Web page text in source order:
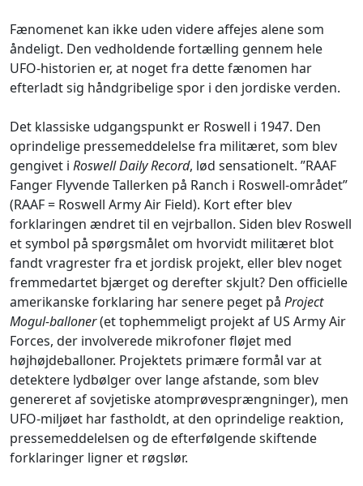
Fænomenet kan ikke uden videre affejes alene som
åndeligt. Den vedholdende fortælling gennem hele
UFO-historien er, at noget fra dette fænomen har
efterladt sig håndgribelige spor i den jordiske verden.
Det klassiske udgangspunkt er Roswell i 1947. Den
oprindelige pressemeddelelse fra militæret, som blev
gengivet i Roswell Daily Record, lød sensationelt. ”RAAF
Fanger Flyvende Tallerken på Ranch i Roswell-området”
(RAAF = Roswell Army Air Field). Kort efter blev
forklaringen ændret til en vejrballon. Siden blev Roswell
et symbol på spørgsmålet om hvorvidt militæret blot
fandt vragrester fra et jordisk projekt, eller blev noget
fremmedartet bjærget og derefter skjult? Den officielle
amerikanske forklaring har senere peget på Project
Mogul-balloner(et tophemmeligt projekt af US Army Air
Forces, der involverede mikrofoner fløjet med
højhøjdeballoner. Projektets primære formål var at
detektere lydbølger over lange afstande, som blev
genereret af sovjetiske atomprøvesprængninger), men
UFO-miljøet har fastholdt, at den oprindelige reaktion,
pressemeddelelsen og de efterfølgende skiftende
forklaringer ligner et røgslør.